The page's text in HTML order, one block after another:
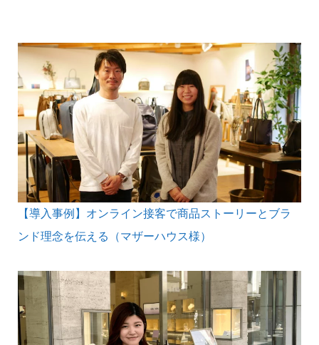
【導入事例】オンライン接客で商品ストーリーとブラ
ンド理念を伝える（マザーハウス様）